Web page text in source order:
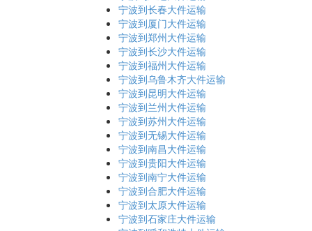
宁波到长春大件运输
宁波到厦门大件运输
宁波到郑州大件运输
宁波到长沙大件运输
宁波到福州大件运输
宁波到乌鲁木齐大件运输
宁波到昆明大件运输
宁波到兰州大件运输
宁波到苏州大件运输
宁波到无锡大件运输
宁波到南昌大件运输
宁波到贵阳大件运输
宁波到南宁大件运输
宁波到合肥大件运输
宁波到太原大件运输
宁波到石家庄大件运输